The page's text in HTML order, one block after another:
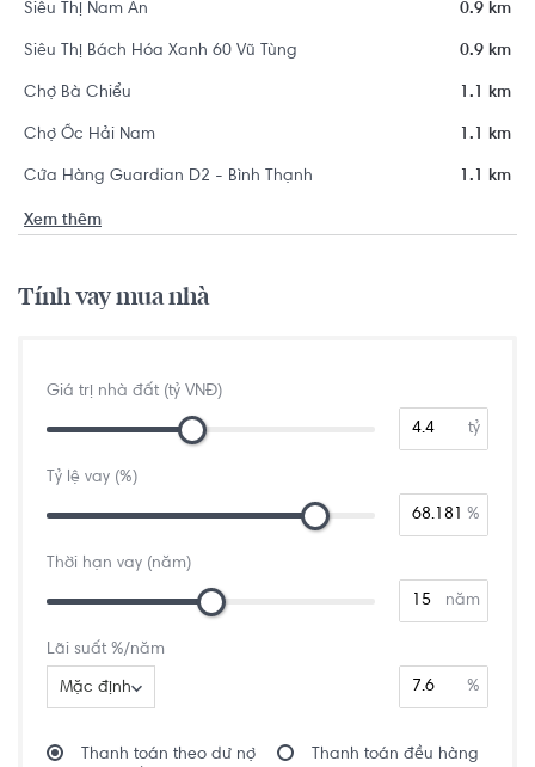
Siêu Thị Nam An 0.9 km
Siêu Thị Bách Hóa Xanh 60 Vũ Tùng 0.9 km
Chợ Bà Chiểu 1.1 km
Chợ Ốc Hải Nam 1.1 km
Cửa Hàng Guardian D2 - Bình Thạnh 1.1 km
Xem thêm
Tính vay mua nhà
Giá trị nhà đất (tỷ VNĐ)
tỷ
Tỷ lệ vay (%)
%
Thời hạn vay (năm)
năm
Lãi suất %/năm
Mặc định %
Thanh toán theo dư nợ
Thanh toán đều hàng